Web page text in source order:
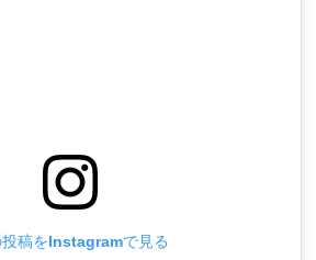
投稿をInstagramで見る